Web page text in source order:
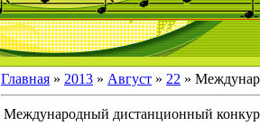
Главная » 2013 » Август » 22 »
Международный дистанционный